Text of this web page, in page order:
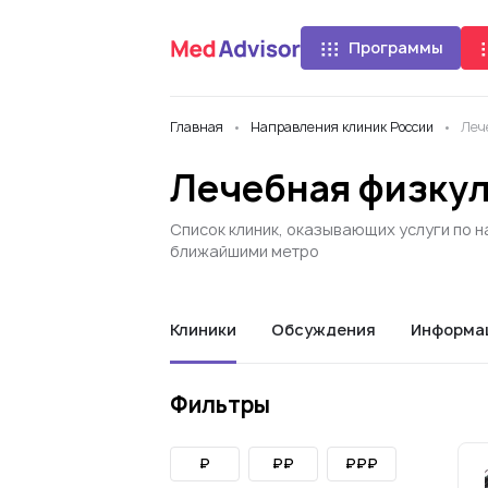
Программы
Главная Направления клиник России
Лечебная
Список клиник, оказывающих услуги по
ближайшими метро
Клиники Обсуждения
Фильтры
₽ ₽₽ ₽₽₽